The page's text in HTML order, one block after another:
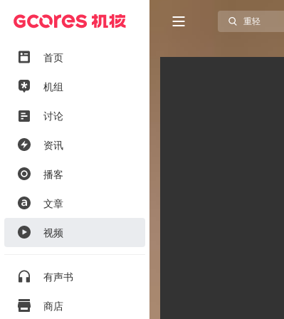
首页
机组
讨论
资讯
播客
文章
视频
有声书
商店